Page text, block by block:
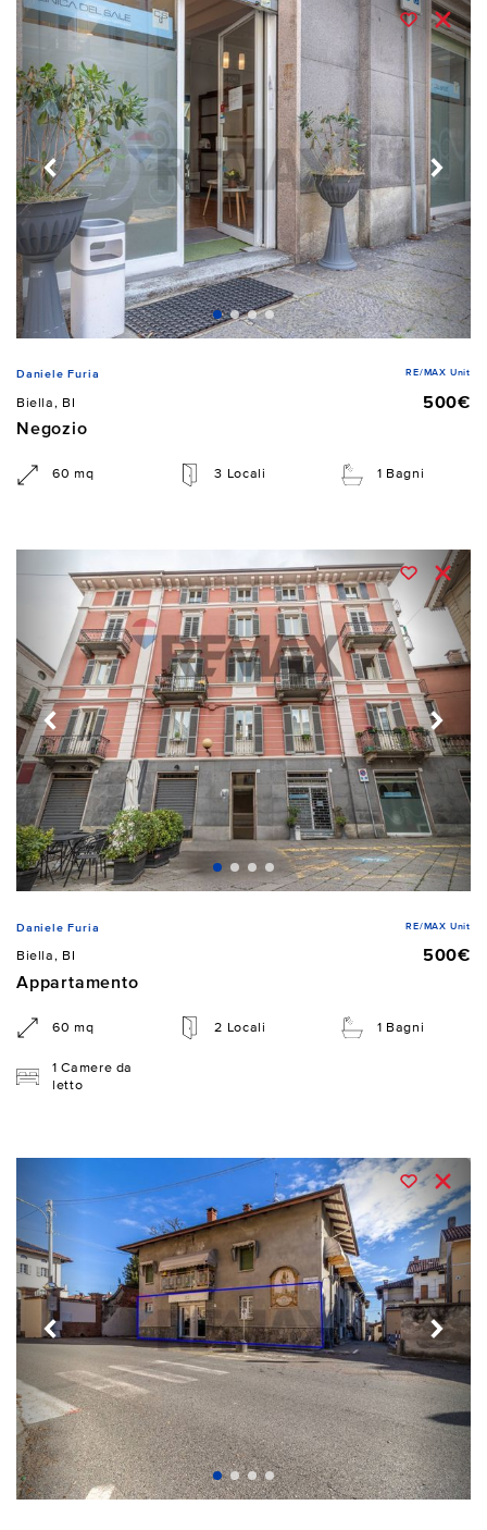
Daniele Furia RE/MAX Unit
Biella, BI
500€
Negozio
60 mq 3 Locali 1 Bagni
Daniele Furia RE/MAX Unit
Biella, BI
500€
Appartamento
60 mq 2 Locali 1 Bagni
1 Camere da
letto